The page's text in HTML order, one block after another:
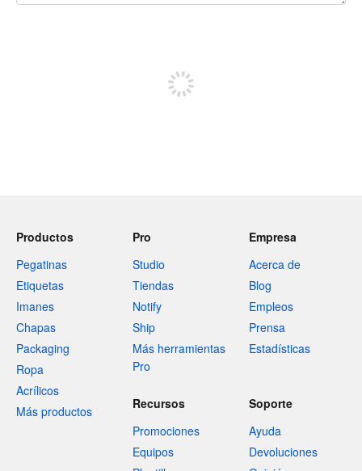
Productos
Pegatinas
Etiquetas
Imanes
Chapas
Packaging
Ropa
Acrílicos
Más productos
Pro
Studio
Tiendas
Notify
Ship
Más herramientas
Pro
Empresa
Acerca de
Blog
Empleos
Prensa
Estadísticas
Recursos
Promociones
Equipos
Soporte
Ayuda
Devoluciones